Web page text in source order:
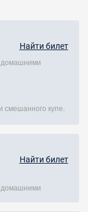
Найти билет
домашними
смешанного купе.
Найти билет
домашними